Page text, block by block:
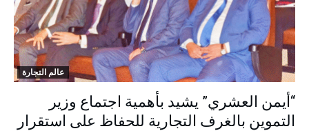
عالم التجارة
“أيمن العشري” يشيد بأهمية اجتماع وزير
التموين بالغرف التجارية للحفاظ على استقرار